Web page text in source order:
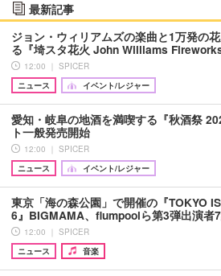
最新記事
ジョン・ウィリアムズの楽曲と1万発の
る『埼スタ花火 John Williams
12:00 ｜ SPICER
ニュース
イベント/レジャー
愛知・岐阜の地酒を満喫する『秋酒祭
ト一般発売開始
12:00 ｜ SPICER
ニュース
イベント/レジャー
東京「海の森公園」で開催の『TOKYO
6』BIGMAMA、flumpoolら第3弾出演者
12:00 ｜ SPICER
ニュース
音楽